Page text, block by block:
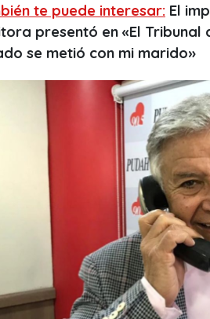
te puede interesar: El
presentó en «El Tribunal
se metió con mi marido»